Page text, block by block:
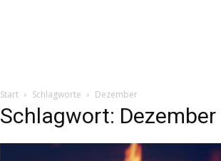
Start Schlagworte Dezember
Schlagwort: Dezember